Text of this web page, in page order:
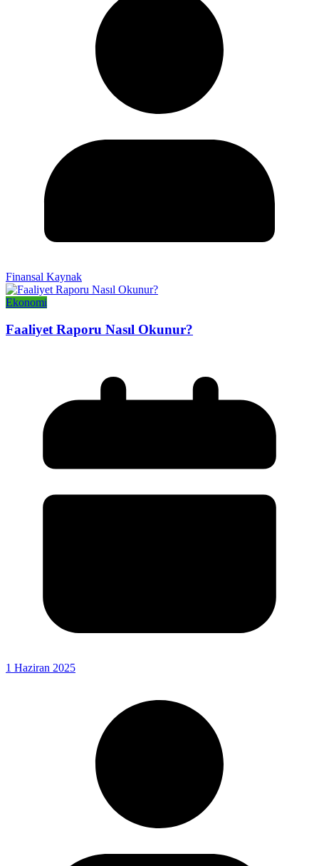
Finansal Kaynak
Ekonomi
Faaliyet Raporu Nasıl Okunur?
1 Haziran 2025